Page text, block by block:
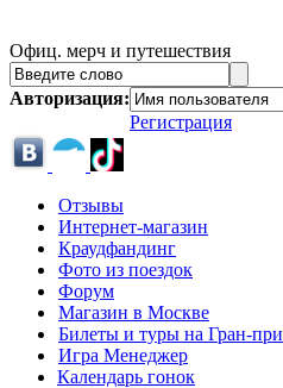
Офиц. мерч и путешествия
Авторизация:
Регистрация
Отзывы
Интернет-магазин
Краудфандинг
Фото из поездок
Форум
Магазин в Москве
Билеты и туры на Гран-при
Игра Менеджер
Календарь гонок